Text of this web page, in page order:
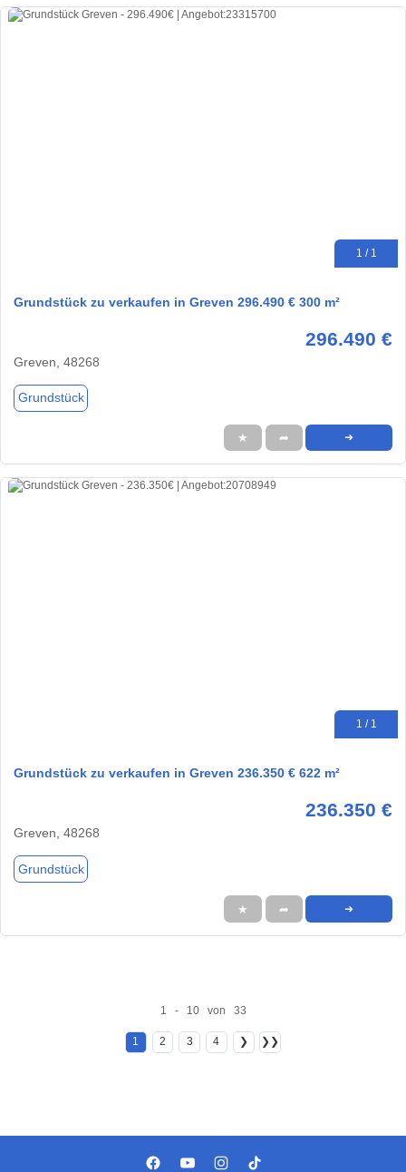
1 / 1
Grundstück zu verkaufen in Greven 296.490 € 300 m²
296.490 €
Greven, 48268
Grundstück
★ ➦ ➜
1 / 1
Grundstück zu verkaufen in Greven 236.350 € 622 m²
236.350 €
Greven, 48268
Grundstück
★ ➦ ➜
1 - 10 von 33
1 2 3 4 ❯ ❯❯